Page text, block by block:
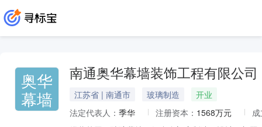
奥华
幕墙
南通奥华幕墙装饰工程有限公司
江苏省 | 南通市 玻璃制造
开业
法定代表人： 季华 注册资本： 1568万元